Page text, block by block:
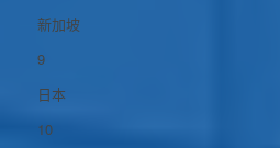
新加坡
9
日本
10